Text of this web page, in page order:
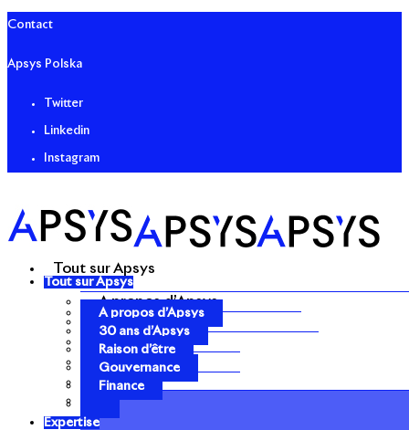
Contact
Apsys Polska
Twitter
Linkedin
Instagram
Tout sur Apsys
A propos d’Apsys
30 ans d’Apsys
Raison d’être
Gouvernance
Finance
Tout sur Apsys
A propos d’Apsys
30 ans d’Apsys
Raison d’être
Gouvernance
Finance
Expertise